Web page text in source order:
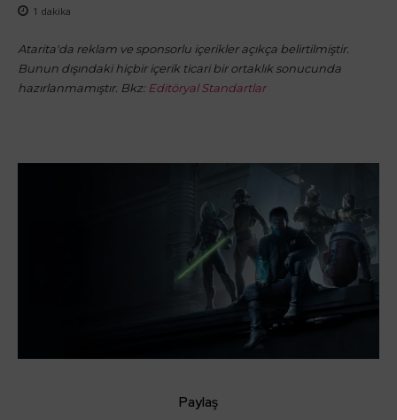
1 dakika
Atarita'da reklam ve sponsorlu içerikler açıkça belirtilmiştir.
Bunun dışındaki hiçbir içerik ticari bir ortaklık sonucunda
hazırlanmamıştır. Bkz: Editöryal Standartlar
Paylaş